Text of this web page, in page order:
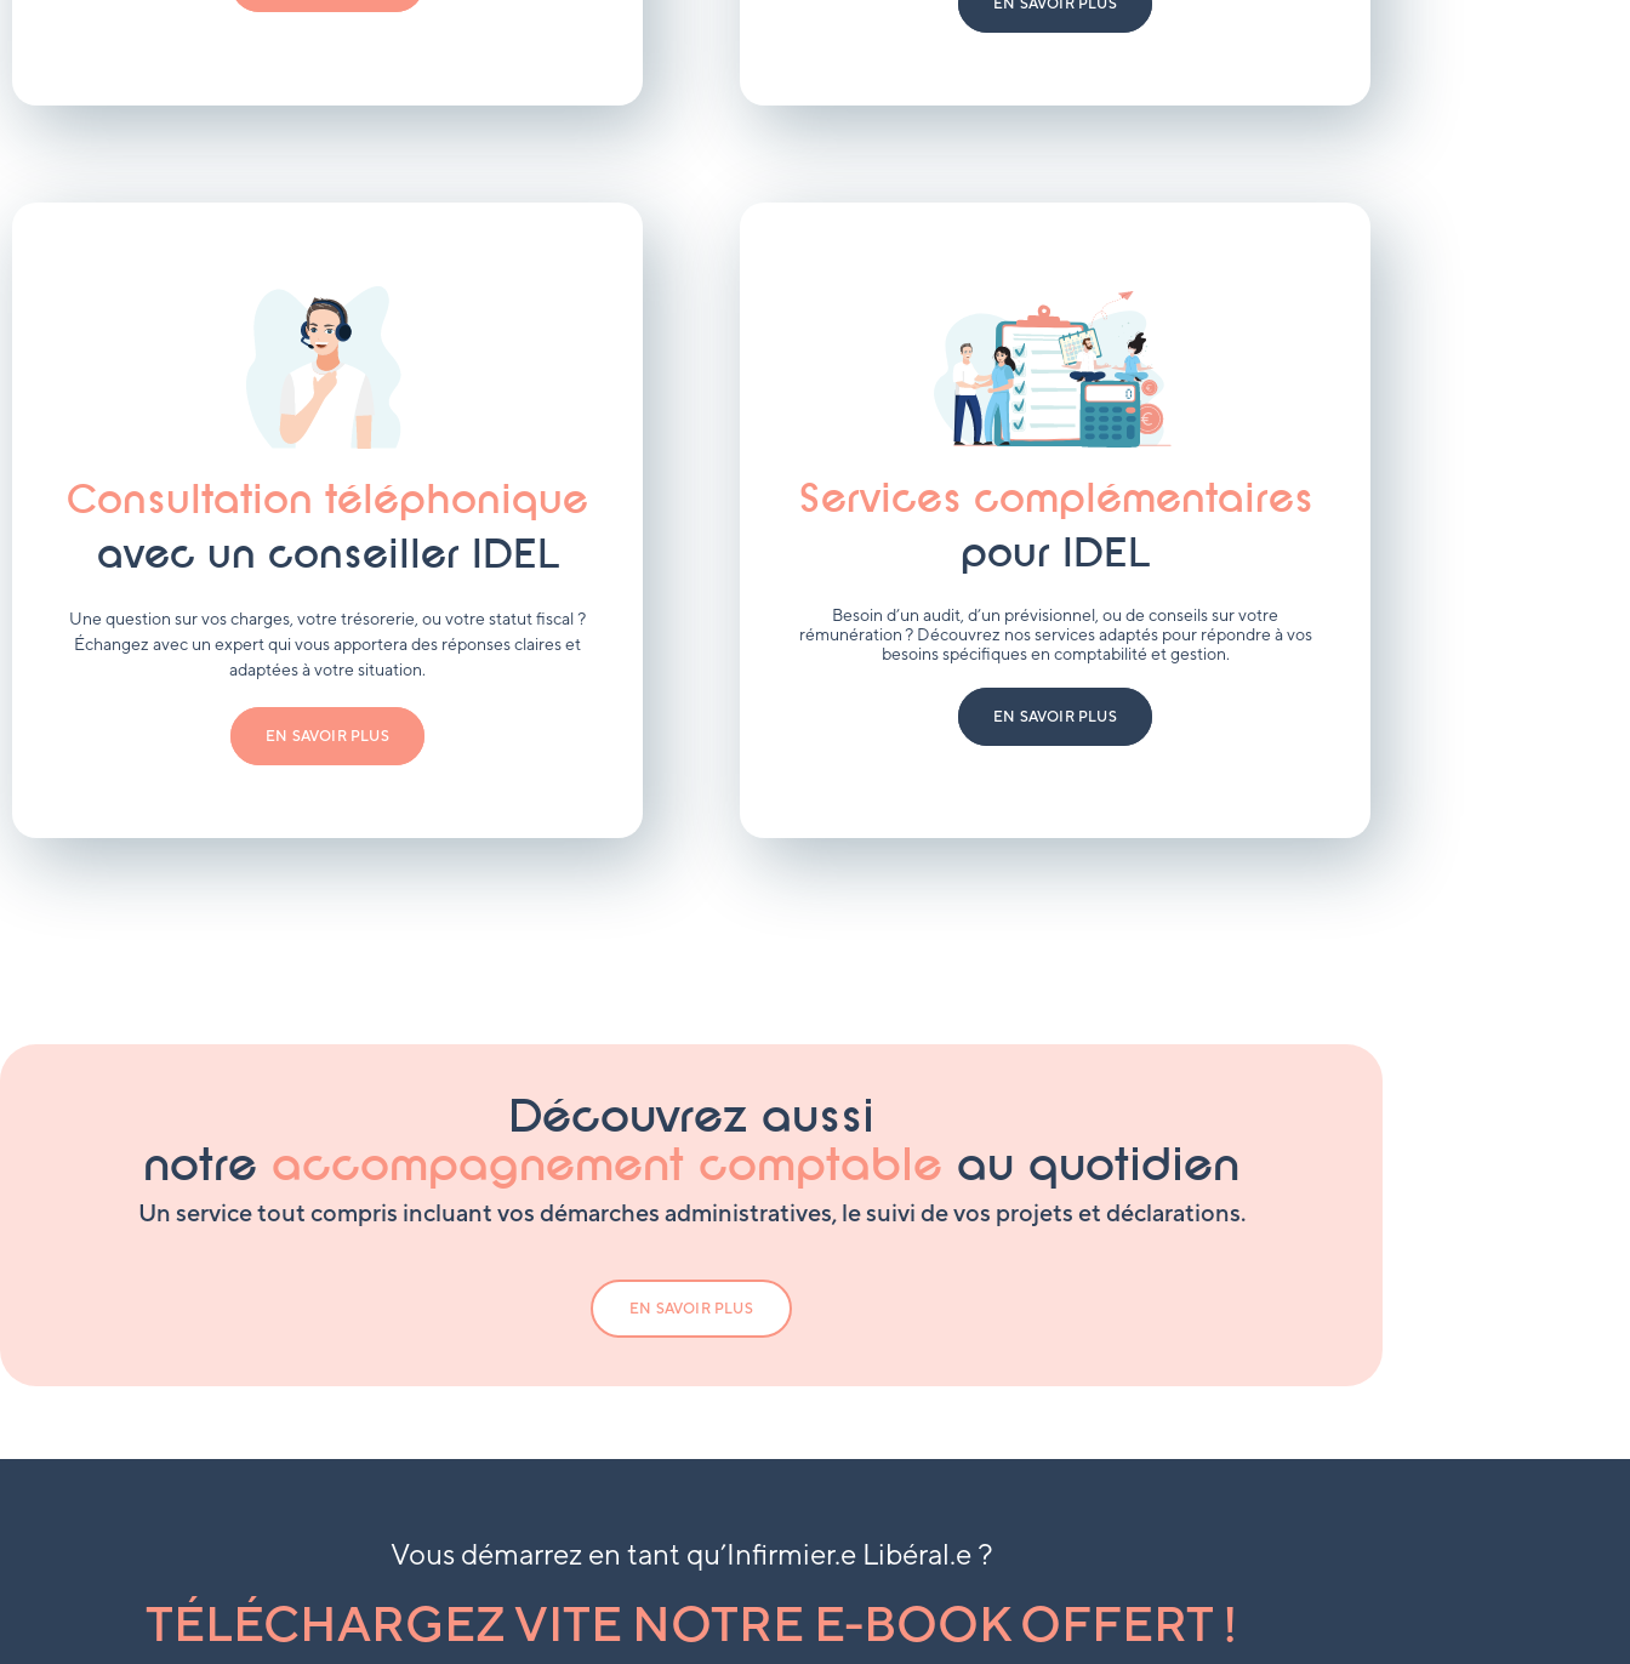
Consultation téléphonique
avec un conseiller IDEL
Une question sur vos charges, votre trésorerie, ou votre statut fiscal ?
Échangez avec un expert qui vous apportera des réponses claires et
adaptées à votre situation.
EN SAVOIR PLUS
Services complémentaires
pour IDEL
Besoin d’un audit, d’un prévisionnel, ou de conseils sur votre
rémunération ? Découvrez nos services adaptés pour répondre à vos
besoins spécifiques en comptabilité et gestion.
EN SAVOIR PLUS
Découvrez aussi
notre accompagnement comptable au quotidien
Un service tout compris incluant vos démarches administratives, le suivi de vos projets et déclarations.
EN SAVOIR PLUS
Vous démarrez en tant qu’Infirmier.e Libéral.e ?
TÉLÉCHARGEZ VITE NOTRE E-BOOK OFFERT !